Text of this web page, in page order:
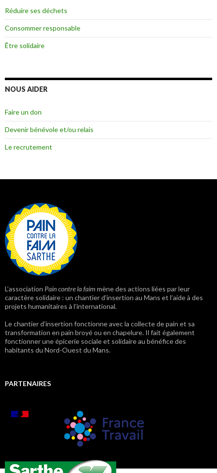
Réduire ses déchets
Consommer responsable
Être solidaire
NOUS AIDER
Faire un don
Devenir bénévole et/ou relais
Le recrutement
L’association Pain contre la faimmène des actions liées par leur
caractère solidaire : un chantier d’insertion au Mans et l’aide à des
projets humanitaires à l’international.
Le chantier d’insertion fonctionne avec la collecte de pain et sa
transformation en pain broyé ou en chapelure. Il fait également
fonctionner une épicerie sociale et solidaire au bénéfice des
habitants du Nord-Ouest du Mans.
PARTENAIRES